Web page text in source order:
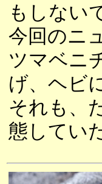
もしない
今回のニ
ツマベニ
げ、ヘビ
それも、
態してい